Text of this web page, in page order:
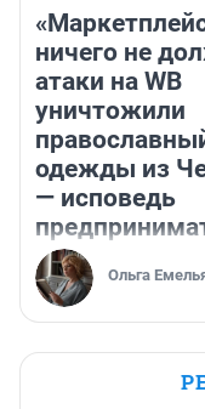
ничего не
атаки на WB
уничтожили
одежды из
— исповедь
Ольга